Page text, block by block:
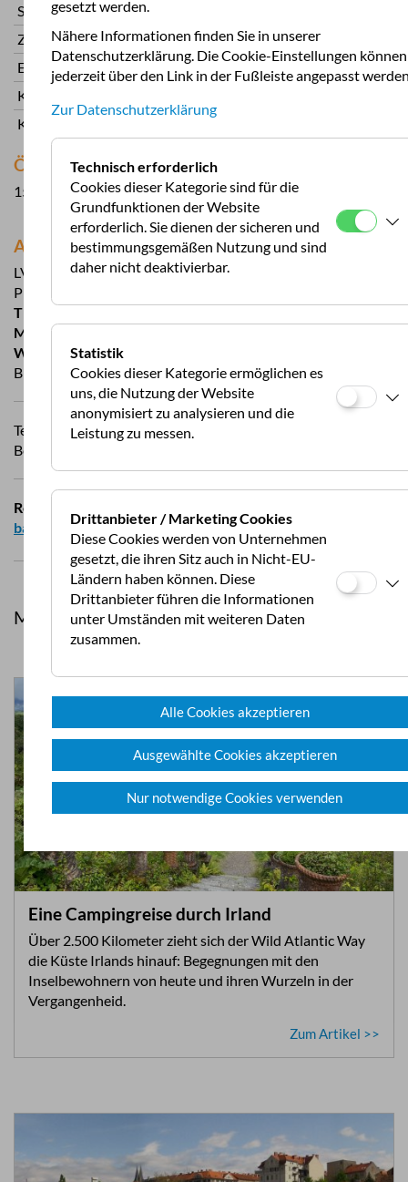
Stellplatz + Strom
Zeltplatz
Erwachsene ab 12 Jahren
5
Kinder 6-12
Kinder 0-6
Öffnungszeiten
15.04. - 15.10.
Adresse
LV-3619 Usmas pagats
Priežkalni
T
M
usma@usma.lv
W
www.usma.lv
B: 57.240562 L: 22.17118
Text & Fotos: Anouk Gerritsen
Besuch: 07/2024
Reisebericht:
baltischen Staaten
Mehr aus Reise
Eine Campingreise durch Irland
Über 2.500 Kilometer zieht sich der Wild Atlantic Way
die Küste Irlands hinauf: Begegnungen mit den
Inselbewohnern von heute und ihren Wurzeln in der
Vergangenheid.
Zum Artikel >>
gesetzt werden.
Nähere Informationen finden Sie in unserer
Datenschutzerklärung. Die Cookie-Einstellungen können
jederzeit über den Link in der Fußleiste angepasst
Zur Datenschutzerklärung
Technisch erforderlich
Cookies dieser Kategorie sind für die
Grundfunktionen der Website
erforderlich. Sie dienen der sicheren und
bestimmungsgemäßen Nutzung und sind
daher nicht deaktivierbar.
Statistik
Cookies dieser Kategorie ermöglichen es
uns, die Nutzung der Website
anonymisiert zu analysieren und die
Leistung zu messen.
Drittanbieter / Marketing Cookies
Diese Cookies werden von Unternehmen
gesetzt, die ihren Sitz auch in Nicht-EU-
Ländern haben können. Diese
Drittanbieter führen die Informationen
unter Umständen mit weiteren Daten
zusammen.
Alle Cookies akzeptieren
Ausgewählte Cookies akzeptieren
Nur notwendige Cookies verwenden